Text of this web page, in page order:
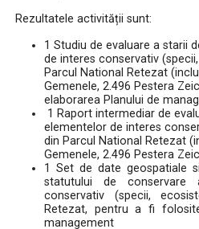
Rezultatele activității sunt:
1 Studiu de evaluare a starii
de interes conservativ
Parcul National Retezat
Gemenele, 2.496 Pestera
elaborarea Planului de
1 Raport intermediar de
elementelor de interes
din Parcul National Retezat
Gemenele, 2.496 Pestera
1 Set de date geospatiale
statutului de conservare
conservativ (specii,
Retezat, pentru a fi
management